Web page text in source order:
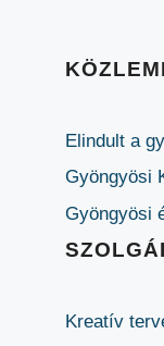
Elindult a
Gyöngyösi
Gyöngyösi
Kreatív